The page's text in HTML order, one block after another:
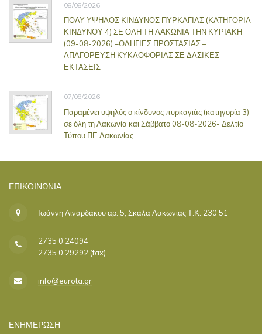
08/08/2026
ΠΟΛΥ ΥΨΗΛΟΣ ΚΙΝΔΥΝΟΣ ΠΥΡΚΑΓΙΑΣ (ΚΑΤΗΓΟΡΙΑ
ΚΙΝΔΥΝΟΥ 4) ΣΕ ΟΛΗ ΤΗ ΛΑΚΩΝΙΑ ΤΗΝ ΚΥΡΙΑΚΗ
(09-08-2026) –ΟΔΗΓΙΕΣ ΠΡΟΣΤΑΣΙΑΣ –
ΑΠΑΓΟΡΕΥΣΗ ΚΥΚΛΟΦΟΡΙΑΣ ΣΕ ΔΑΣΙΚΕΣ
ΕΚΤΑΣΕΙΣ
07/08/2026
Παραμένει υψηλός ο κίνδυνος πυρκαγιάς (κατηγορία 3)
σε όλη τη Λακωνία και Σάββατο 08-08-2026- Δελτίο
Τύπου ΠΕ Λακωνίας
ΕΠΙΚΟΙΝΩΝΊΑ
Ιωάννη Λιναρδάκου αρ. 5, Σκάλα Λακωνίας Τ.Κ. 230 51
2735 0 24094
2735 0 29292 (fax)
info@eurota.gr
ΕΝΗΜΕΡΩΣΗ